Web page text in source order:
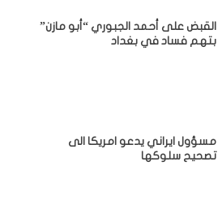
القبض على أحمد الجبوري “أبو مازن”
بتهم فساد في بغداد
مسؤول ايراني يدعو امريكا الى
تصحيح سلوكها